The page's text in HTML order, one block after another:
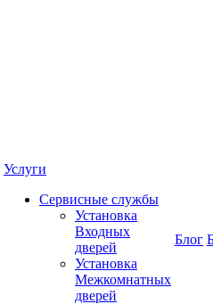
Услуги
Сервисные службы
Установка
Входных
дверей
Установка
Межкомнатных
дверей
Блог